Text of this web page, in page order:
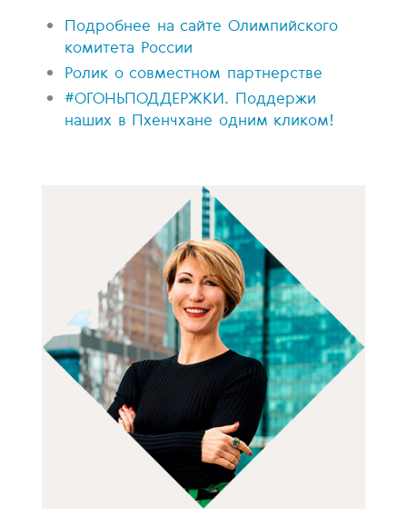
Подробнее на сайте Олимпийского
комитета России
Ролик о совместном партнерстве
#ОГОНЬПОДДЕРЖКИ. Поддержи
наших в Пхенчхане одним кликом!